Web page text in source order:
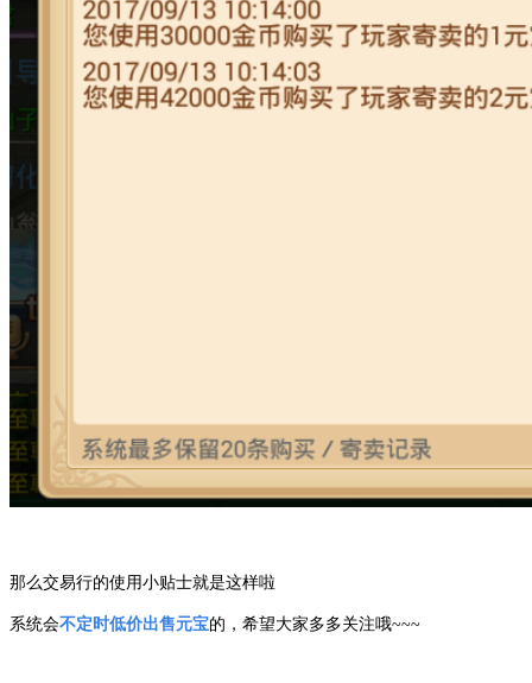
那么交易行的使用小贴士就是这样啦
系统会不定时低价出售元宝的，希望大家多多关注哦~~~